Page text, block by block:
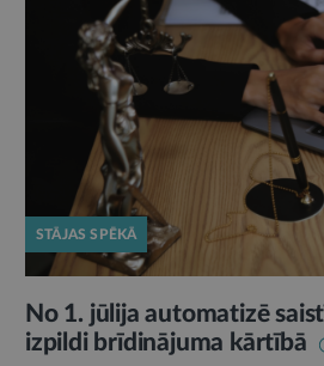
STĀJAS SPĒKĀ
No 1. jūlija automatizē
izpildi brīdinājuma kārtībā